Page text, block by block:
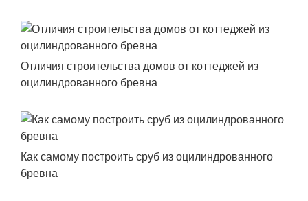
Отличия строительства домов от коттеджей из
оцилиндрованного бревна
Как самому построить сруб из оцилиндрованного
бревна